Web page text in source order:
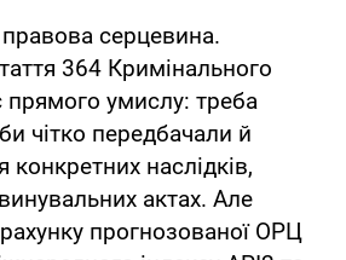
серцевина.
364 Кримінального
прямого умислу: треба
чітко передбачали й
наслідків,
актах. Але
прогнозованої ОРЦ